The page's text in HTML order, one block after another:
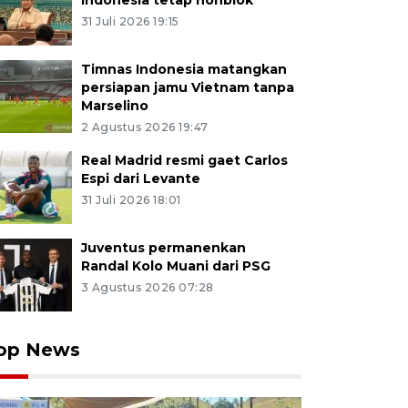
31 Juli 2026 19:15
Timnas Indonesia matangkan
persiapan jamu Vietnam tanpa
Marselino
2 Agustus 2026 19:47
Real Madrid resmi gaet Carlos
Espi dari Levante
31 Juli 2026 18:01
Juventus permanenkan
Randal Kolo Muani dari PSG
3 Agustus 2026 07:28
News